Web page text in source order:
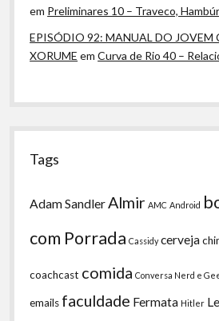
em Preliminares 10 – Traveco,
EPISÓDIO 92: MANUAL DO JOVEM
XORUME emCurva de Rio 40 –
Tags
Adam Sandler Almir AMC Android
com Porrada Cassidy cerveja
coachcast comida Conversa Nerd e
emails faculdade Fermata Hitler